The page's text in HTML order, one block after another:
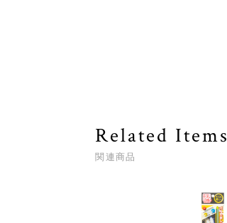
Related Items
関連商品